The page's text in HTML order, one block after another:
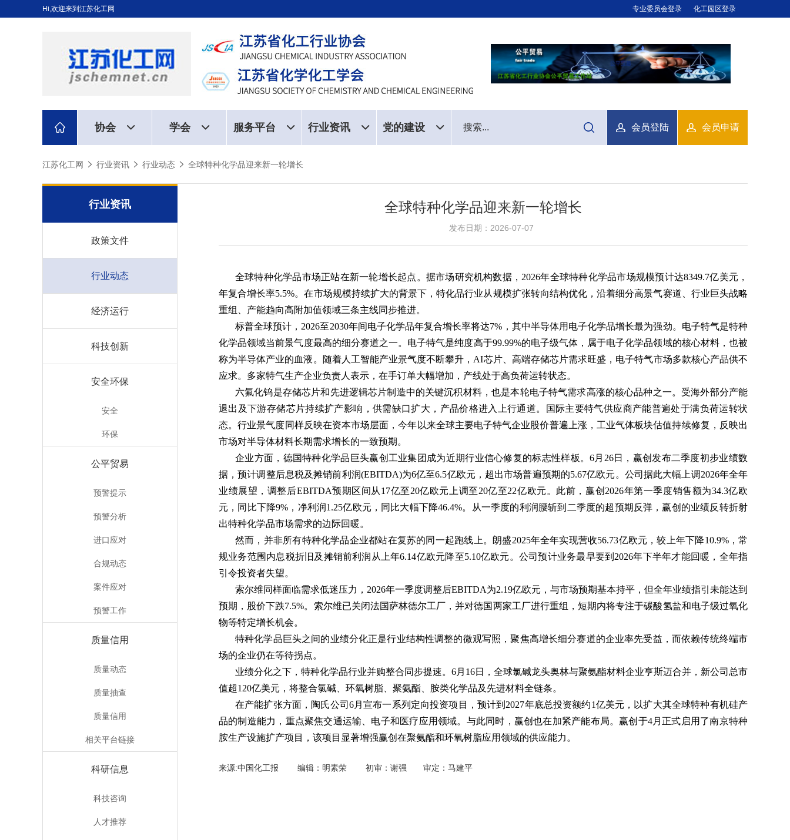
Hi,欢迎来到江苏化工网 化工园区登录
专业委员会登录
协会 学会 服务平台 行业资讯 党的建设 会员登陆 会员申请
江苏化工网 行业资讯 行业动态 全球特种化学品迎来新一轮增长
行业资讯
政策文件
行业动态
经济运行
科技创新
安全环保
安全
环保
公平贸易
预警提示
预警分析
进口应对
合规动态
案件应对
预警工作
质量信用
质量动态
质量抽查
质量信用
相关平台链接
科研信息
科技咨询
人才推荐
全球特种化学品迎来新一轮增长
发布日期：2026-07-07
全球特种化学品市场正站在新一轮增长起点。据市场研究机构数据，2026年全球特种化学品市场规模预计达8349.7亿美元，
年复合增长率5.5%。在市场规模持续扩大的背景下，特化品行业从规模扩张转向结构优化，沿着细分高景气赛道、行业巨头战略
重组、产能趋向高附加值领域三条主线同步推进。
标普全球预计，2026至2030年间电子化学品年复合增长率将达7%，其中半导体用电子化学品增长最为强劲。电子特气是特种
化学品领域当前景气度最高的细分赛道之一。电子特气是纯度高于99.99%的电子级气体，属于电子化学品领域的核心材料，也被
称为半导体产业的血液。随着人工智能产业景气度不断攀升，AI芯片、高端存储芯片需求旺盛，电子特气市场多款核心产品供不
应求。多家特气生产企业负责人表示，在手订单大幅增加，产线处于高负荷运转状态。
六氟化钨是存储芯片和先进逻辑芯片制造中的关键沉积材料，也是本轮电子特气需求高涨的核心品种之一。受海外部分产能
退出及下游存储芯片持续扩产影响，供需缺口扩大，产品价格进入上行通道。国际主要特气供应商产能普遍处于满负荷运转状
态。行业景气度同样反映在资本市场层面，今年以来全球主要电子特气企业股价普遍上涨，工业气体板块估值持续修复，反映出
市场对半导体材料长期需求增长的一致预期。
企业方面，德国特种化学品巨头赢创工业集团成为近期行业信心修复的标志性样板。6月26日，赢创发布二季度初步业绩数
据，预计调整后息税及摊销前利润(EBITDA)为6亿至6.5亿欧元，超出市场普遍预期的5.67亿欧元。公司据此大幅上调2026年全年
业绩展望，调整后EBITDA预期区间从17亿至20亿欧元上调至20亿至22亿欧元。此前，赢创2026年第一季度销售额为34.3亿欧
元，同比下降9%，净利润1.25亿欧元，同比大幅下降46.4%。从一季度的利润腰斩到二季度的超预期反弹，赢创的业绩反转折射
出特种化学品市场需求的边际回暖。
然而，并非所有特种化学品企业都站在复苏的同一起跑线上。朗盛2025年全年实现营收56.73亿欧元，较上年下降10.9%，常
规业务范围内息税折旧及摊销前利润从上年6.14亿欧元降至5.10亿欧元。公司预计业务最早要到2026年下半年才能回暖，全年指
引令投资者失望。
索尔维同样面临需求低迷压力，2026年一季度调整后EBITDA为2.19亿欧元，与市场预期基本持平，但全年业绩指引未能达到
预期，股价下跌7.5%。索尔维已关闭法国萨林德尔工厂，并对德国两家工厂进行重组，短期内将专注于碳酸氢盐和电子级过氧化
物等特定增长机会。
特种化学品巨头之间的业绩分化正是行业结构性调整的微观写照，聚焦高增长细分赛道的企业率先受益，而依赖传统终端市
场的企业仍在等待拐点。
业绩分化之下，特种化学品行业并购整合同步提速。6月16日，全球氯碱龙头奥林与聚氨酯材料企业亨斯迈合并，新公司总市
值超120亿美元，将整合氯碱、环氧树脂、聚氨酯、胺类化学品及先进材料全链条。
在产能扩张方面，陶氏公司6月宣布一系列定向投资项目，预计到2027年底总投资额约1亿美元，以扩大其全球特种有机硅产
品的制造能力，重点聚焦交通运输、电子和医疗应用领域。与此同时，赢创也在加紧产能布局。赢创于4月正式启用了南京特种
胺生产设施扩产项目，该项目显著增强赢创在聚氨酯和环氧树脂应用领域的供应能力。
来源:中国化工报 编辑：明素荣 初审：谢强 审定：马建平